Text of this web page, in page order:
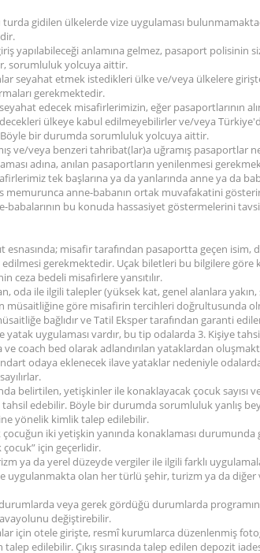
turda gidilen ülkelerde vize uygulaması
yapılabileceği anlamına gelmez, pasaport
sorumluluk yolcuya aittir.
seyahat etmek istedikleri ülke ve/veya ülkelere
gerekmektedir.
edecek misafirlerimizin, eğer pasaportlarının
ülkeye kabul edilmeyebilirler ve/veya
bir durumda sorumluluk yolcuya aittir.
ve/veya benzeri tahribat(lar)a uğramış pasaportlar
adına, anılan pasaportların yenilenmesi
tek başlarına ya da yanlarında anne ya da
memurunca anne-babanın ortak muvafakatini
babalarının bu konuda hassasiyet göstermelerini
esnasında; misafir tarafından pasaportta geçen
gerekmektedir. Uçak biletleri bu bilgilere göre
ceza bedeli misafirlere yansıtılır.
oda ile ilgili talepler (yüksek kat, genel alanlara
müsaitliğine göre misafirin tercihleri doğrultusunda
bağlıdır ve Tatil Eksper tarafından garanti
yatak uygulaması vardır, bu tip odalarda 3. Kişiye
coach bed olarak adlandırılan yataklardan
odaya eklenecek ilave yataklar nedeniyle
belirtilen, yetişkinler ile konaklayacak çocuk sayısı
tahsil edebilir. Böyle bir durumda sorumluluk yanlış
yönelik kimlik talep edilebilir.
çocuğun iki yetişkin yanında konaklaması
için geçerlidir.
ya da yerel düzeyde vergiler ile ilgili farklı
olan her türlü şehir, turizm ya da diğer
veya gerek gördüğü durumlarda
değiştirebilir.
için otele girişte, resmî kurumlarca düzenlenmiş
edilebilir. Çıkış sırasında talep edilen depozit